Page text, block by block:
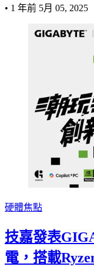
• 1 年前 5月 05, 2025
硬體焦點
技嘉發表
電，搭載